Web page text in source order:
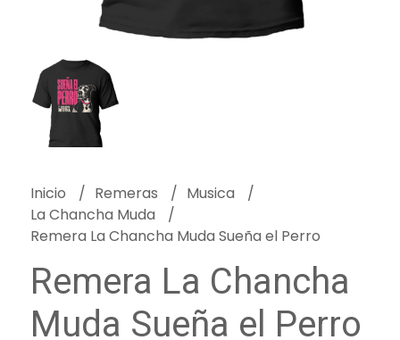
Inicio Remeras
Musica
La Chancha Muda
Remera La Chancha Muda Sueña el Perro
Remera La Chancha
Muda Sueña el Perro